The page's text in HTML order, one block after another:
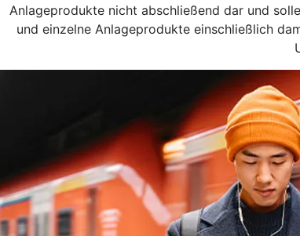
Anlageprodukte nicht abschließend dar und
und einzelne Anlageprodukte einschließlich